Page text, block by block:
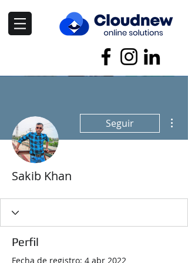
Seguir
Sakib Khan
Perfil
Fecha de registro: 4 abr 2022